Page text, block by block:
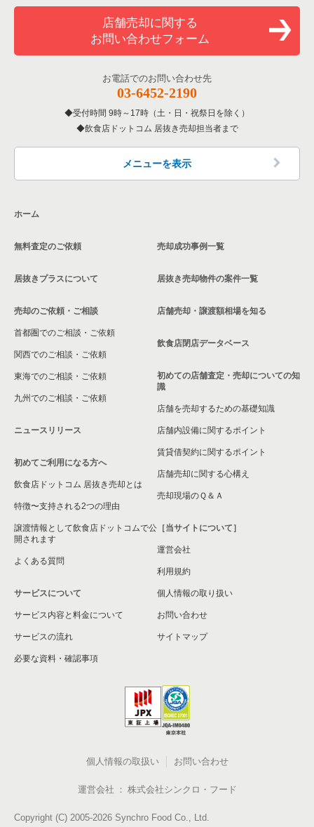
店舗売却に関する
お問い合わせフォーム
お電話でのお問い合わせ先
03-6452-2190
受付時間 9時～17時（土・日・祝祭日を除く）
飲食店ドットコム 居抜き売却担当者まで
メニューを表示
ホーム
無料査定のご依頼
居抜きプラスについて
売却のご依頼・ご相談
首都圏でのご相談・ご依頼
関西でのご相談・ご依頼
東海でのご相談・ご依頼
九州でのご相談・ご依頼
ニュースリリース
初めてご利用になる方へ
飲食店ドットコム 居抜き売却とは
特徴〜支持される2つの理由
譲渡情報として飲食店ドットコムで公
開されます
よくある質問
サービスについて
サービス内容と料金について
サービスの流れ
必要な資料・確認事項
売却成功事例一覧
居抜き売却物件の案件一覧
店舗売却・譲渡額相場を知る
飲食店閉店データベース
初めての店舗査定・売却についての知
識
店舗を売却するための基礎知識
店舗内設備に関するポイント
賃貸借契約に関するポイント
店舗売却に関する心構え
売却現場のＱ＆Ａ
［当サイトについて］
運営会社
利用規約
個人情報の取り扱い
お問い合わせ
サイトマップ
個人情報の取扱い お問い合わせ
運営会社 株式会社シンクロ・フード
Copyright (C) 2005-2026 Synchro Food Co., Ltd.